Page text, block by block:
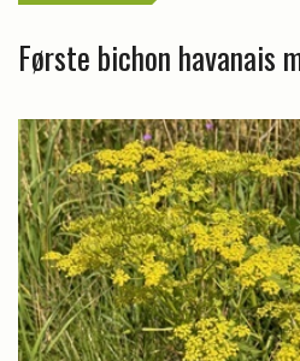
Første bichon havanais